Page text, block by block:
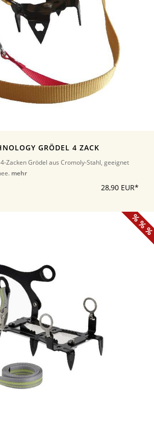
GRÖDEL 4 ZACK
Zacken Grödel aus Cromoly-Stahl, geeignet
mehr
28,90 EUR*